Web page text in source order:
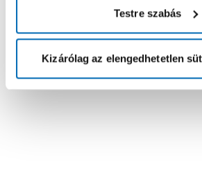
Testre szabás
Kizárólag az elengedhetetlen